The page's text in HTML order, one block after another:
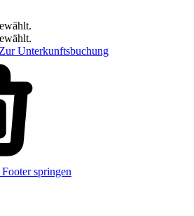
Zur Unterkunftsbuchung
springen